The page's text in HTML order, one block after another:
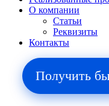
О компании
Cтатьи
Реквизиты
Контакты
Получить